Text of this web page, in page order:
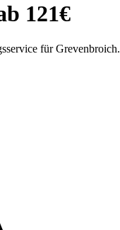
121€
für Grevenbroich.